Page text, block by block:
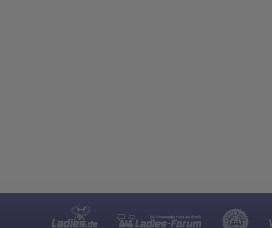
Wir nutzen
Rahmen von
Website
verarbeiten.